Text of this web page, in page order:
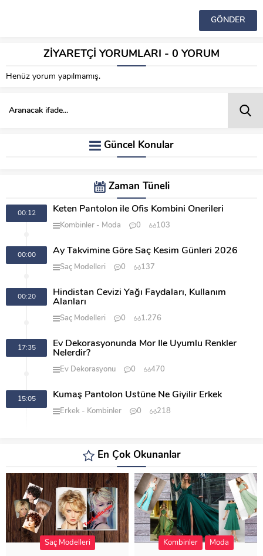
ZİYARETÇİ YORUMLARI - 0 YORUM
Henüz yorum yapılmamış.
Güncel Konular
Zaman Tüneli
00:12 Keten Pantolon ile Ofis Kombini Önerileri
Kombinler Moda 0 103
00:00 Ay Takvimine Göre Saç Kesim Günleri 2026
Saç Modelleri 0 137
00:20
Hindistan Cevizi Yağı Faydaları, Kullanım
Alanları
Saç Modelleri 0 1.276
17:35
Ev Dekorasyonunda Mor İle Uyumlu Renkler
Nelerdir?
Ev Dekorasyonu 0 470
15:05 Kumaş Pantolon Üstüne Ne Giyilir Erkek
Erkek Kombinler 0 218
En Çok Okunanlar
Saç Modelleri Kombinler Moda